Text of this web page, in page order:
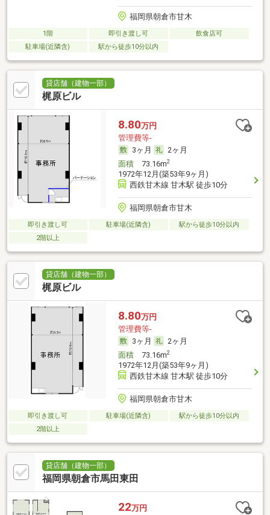
福岡県朝倉市甘木
1階 即引き渡し可
飲食店可
駐車場(近隣含)
駅から徒歩10分以内
貸店舗（建物一部）
梶原ビル
8.80万円
管理費等-
3ヶ月
2ヶ月
面積73.16m2
1972年12月(築53年9ヶ月)
西鉄甘木線 甘木駅 徒歩10分
福岡県朝倉市甘木
即引き渡し可 駐車場(近隣含)
駅から徒歩10分以内
2階以上
貸店舗（建物一部）
梶原ビル
8.80万円
管理費等-
3ヶ月
2ヶ月
面積73.16m2
1972年12月(築53年9ヶ月)
西鉄甘木線 甘木駅 徒歩10分
福岡県朝倉市甘木
即引き渡し可 駐車場(近隣含)
駅から徒歩10分以内
2階以上
貸店舗（建物一部）
福岡県朝倉市馬田東田
22万円